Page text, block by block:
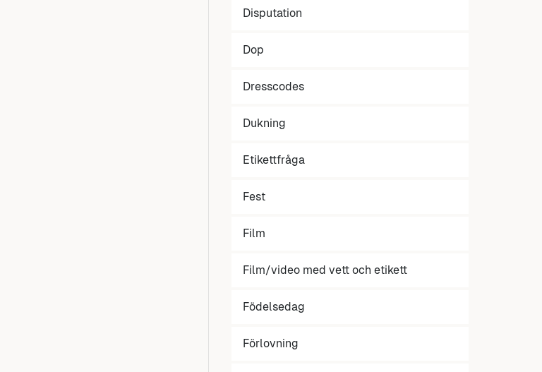
Disputation
Dop
Dresscodes
Dukning
Etikettfråga
Fest
Film
Film/video med vett och etikett
Födelsedag
Förlovning